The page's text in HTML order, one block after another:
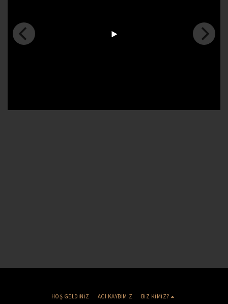
HOŞ GELDİNİZ ACI KAYBIMIZ BİZ KİMİZ?